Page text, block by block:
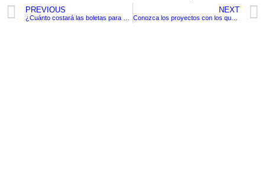
PREVIOUS NEXT
Conozca los proyectos con los que abrirá la agenda legislativa el Gobierno Petro este 2023